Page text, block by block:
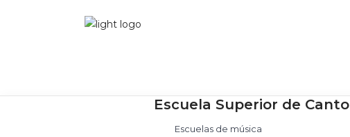
Escuela Superior de Canto
Escuelas de música